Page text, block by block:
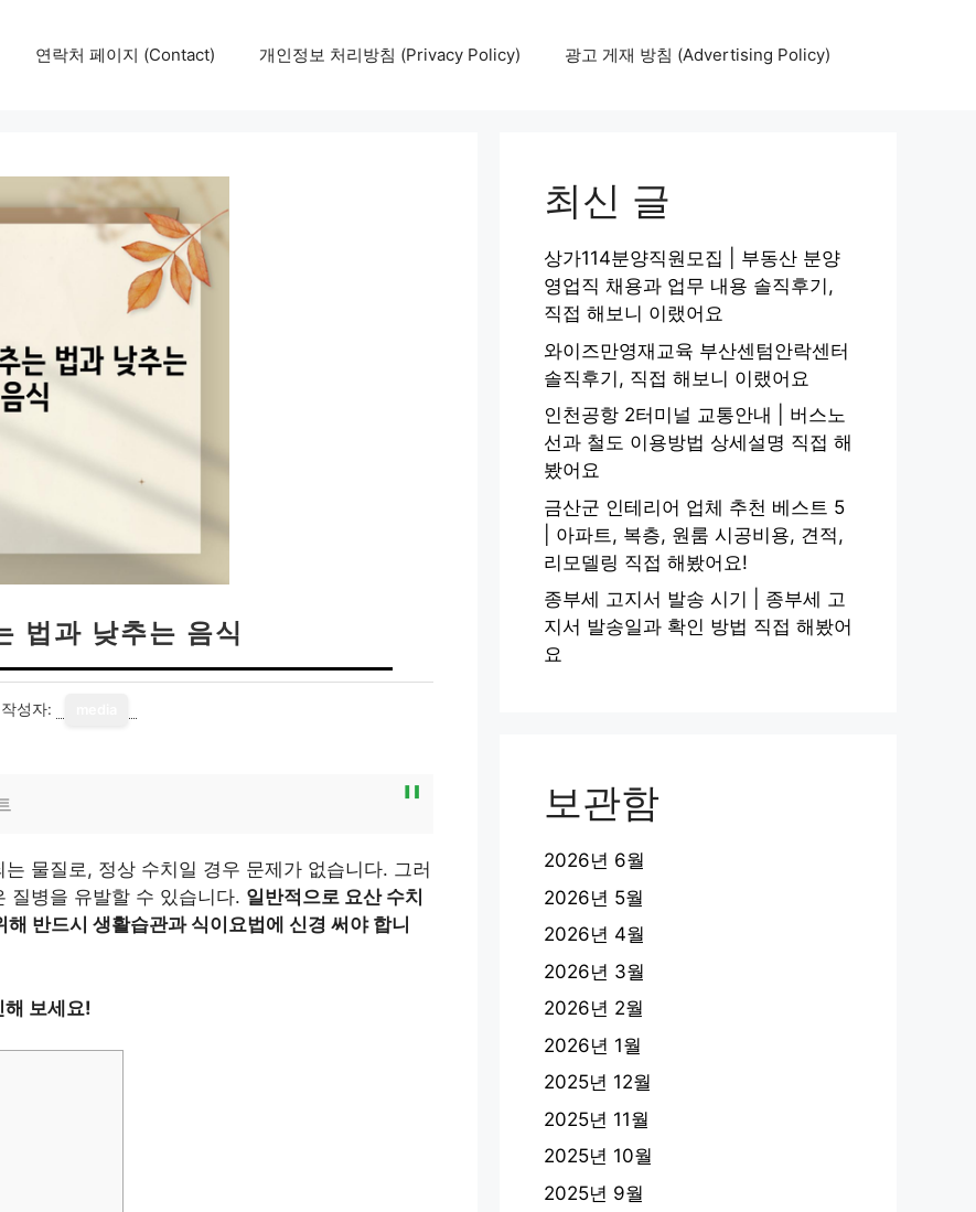
연락처 페이지 (Contact) 개인정보 처리방침 (Privacy Policy) 광고 게재 방침 (Advertising Policy)
법과 낮추는 음식
작성자:
물질로, 정상 수치일 경우 문제가 없습니다. 그러
질병을 유발할 수 있습니다. 일반적으로 요산 수치
반드시 생활습관과 식이요법에 신경 써야 합니
해 보세요!
최신 글
상가114분양직원모집 | 부동산 분양
영업직 채용과 업무 내용 솔직후기,
직접 해보니 이랬어요
와이즈만영재교육 부산센텀안락센터
솔직후기, 직접 해보니 이랬어요
인천공항 2터미널 교통안내 | 버스노
선과 철도 이용방법 상세설명 직접 해
봤어요
금산군 인테리어 업체 추천 베스트 5
| 아파트, 복층, 원룸 시공비용, 견적,
리모델링 직접 해봤어요!
종부세 고지서 발송 시기 | 종부세 고
지서 발송일과 확인 방법 직접 해봤어
요
보관함
2026년 6월
2026년 5월
2026년 4월
2026년 3월
2026년 2월
2026년 1월
2025년 12월
2025년 11월
2025년 10월
2025년 9월